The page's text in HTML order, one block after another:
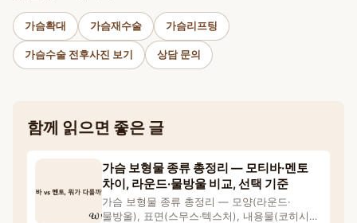
가슴확대 가슴재수술 가슴리프팅
가슴수술 전후사진 보기 상담 문의
함께 읽으면 좋은 글
가슴 보형물 종류 총정리 — 모티바·멘토
차이, 라운드·물방울 비교, 선택 기준
가슴 보형물 종류 총정리 — 모양(라운드·
물방울), 표면(스무스·텍스처), 내용물(코히시브